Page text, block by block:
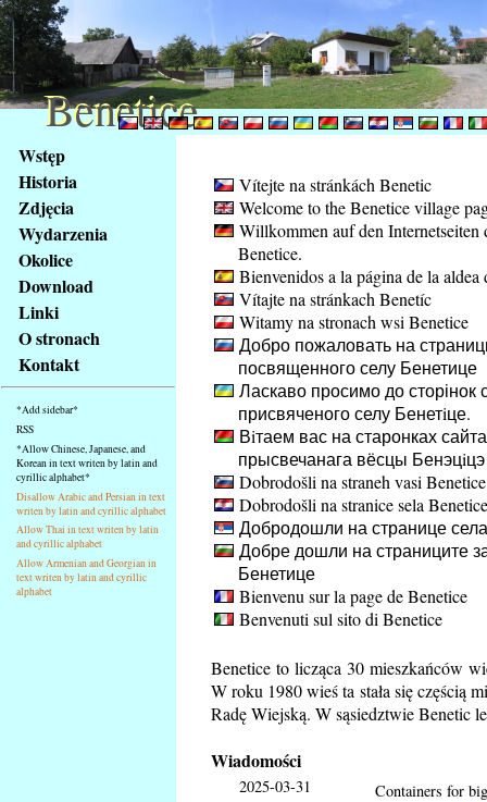
obsah
stránky
Klávesové
zkratky
tomto
webu
základní
Hlavní
strana
Wstęp
Historia
Zdjęcia
Wydarzenia
Okolice
Download
Linki
O stronach
Kontakt
*Add sidebar*
RSS
*Allow Chinese, Japanese, and
Korean in text writen by latin and
cyrillic alphabet*
Disallow Arabic and Persian in text
writen by latin and cyrillic alphabet
Allow Thai in text writen by latin
and cyrillic alphabet
Allow Armenian and Georgian in
text writen by latin and cyrillic
alphabet
Vítejte na stránkách Benetic
Welcome to the Benetice village
Willkommen auf den Internetseiten
Benetice.
Bienvenidos a la página de la aldea
Vítajte na stránkach Benetíc
Witamy na stronach wsi Benetice
Добро пожаловать на
посвященного селу Бенетице
Ласкаво просимо до сторінок
присвяченого селу Бенетiце.
Вiтаем вас на старонках
прысвечанага вёсцы Бенэцiцэ
Dobrodošli na straneh vasi Benetice
Dobrodošli na stranice sela Benetice
Добродошли на странице
Добре дошли на страниците
Бенетице
Bienvenu sur la page de Benetice
Benvenuti sul sito di Benetice
Benetice to licząca 30 mieszkańców
W roku 1980 wieś ta stała się częścią
Radę Wiejską. W sąsiedztwie Benetic
Wiadomości
2025-03-31
Containers for
Benetice
Benetice